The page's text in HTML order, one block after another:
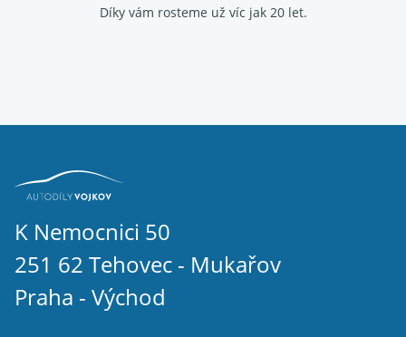
Díky vám rosteme už víc jak 20 let.
K Nemocnici 50
251 62 Tehovec - Mukařov
Praha - Východ